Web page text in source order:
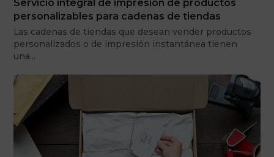
personalizables para cadenas de tiendas
Las cadenas de tiendas que desean vender productos
personalizados o de impresión instantánea tienen
una…